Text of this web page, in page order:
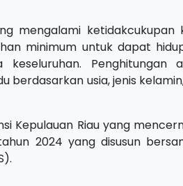
mengalami ketidakcukupan
minimum untuk dapat
Penghitungan
berdasarkan usia, jenis
Kepulauan Riau yang
2024 yang disusun